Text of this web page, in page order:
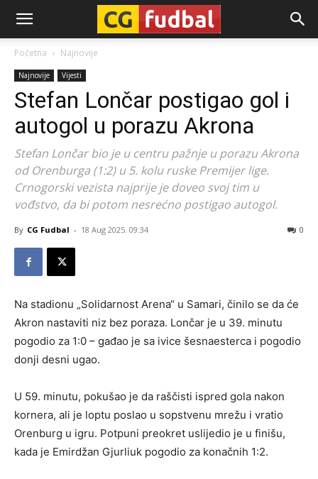
CG-
Fudbal
Početna Najnovije
Najnovije Vijesti
Stefan Lončar postigao gol i
autogol u porazu Akrona
Stefan Lončar bio je u centru pažnje u porazu Akrona
od Orenburga (1:2) u 5. kolu ruske Premijer lige.
Crnogorski vezista najprije je doveo svoj tim u
vođstvo, da bi potom nesrećno postigao autogol.
By CG Fudbal - 18 Aug 2025. 09:34 0
Na stadionu „Solidarnost Arena“ u Samari, činilo se da će
Akron nastaviti niz bez poraza. Lončar je u 39. minutu
pogodio za 1:0 – gađao je sa ivice šesnaesterca i pogodio
donji desni ugao.
U 59. minutu, pokušao je da raščisti ispred gola nakon
kornera, ali je loptu poslao u sopstvenu mrežu i vratio
Orenburg u igru. Potpuni preokret uslijedio je u finišu,
kada je Emirdžan Gjurliuk pogodio za konačnih 1:2.